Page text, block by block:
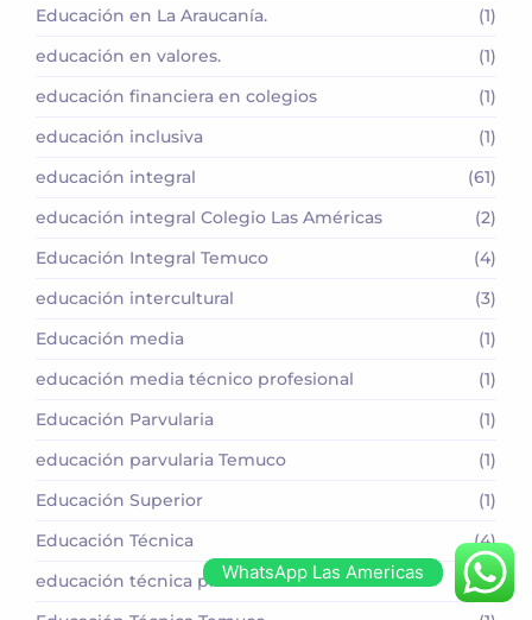
Educación en La Araucanía.
(1)
educación en valores.
(1)
educación financiera en colegios
(1)
educación inclusiva
(1)
educación integral
(61)
educación integral Colegio Las Américas
(2)
Educación Integral Temuco
(4)
educación intercultural
(3)
Educación media
(1)
educación media técnico profesional
(1)
Educación Parvularia
(1)
educación parvularia Temuco
(1)
Educación Superior
(1)
Educación Técnica
(4)
educación técnica profesional
(1)
WhatsApp Las Americas